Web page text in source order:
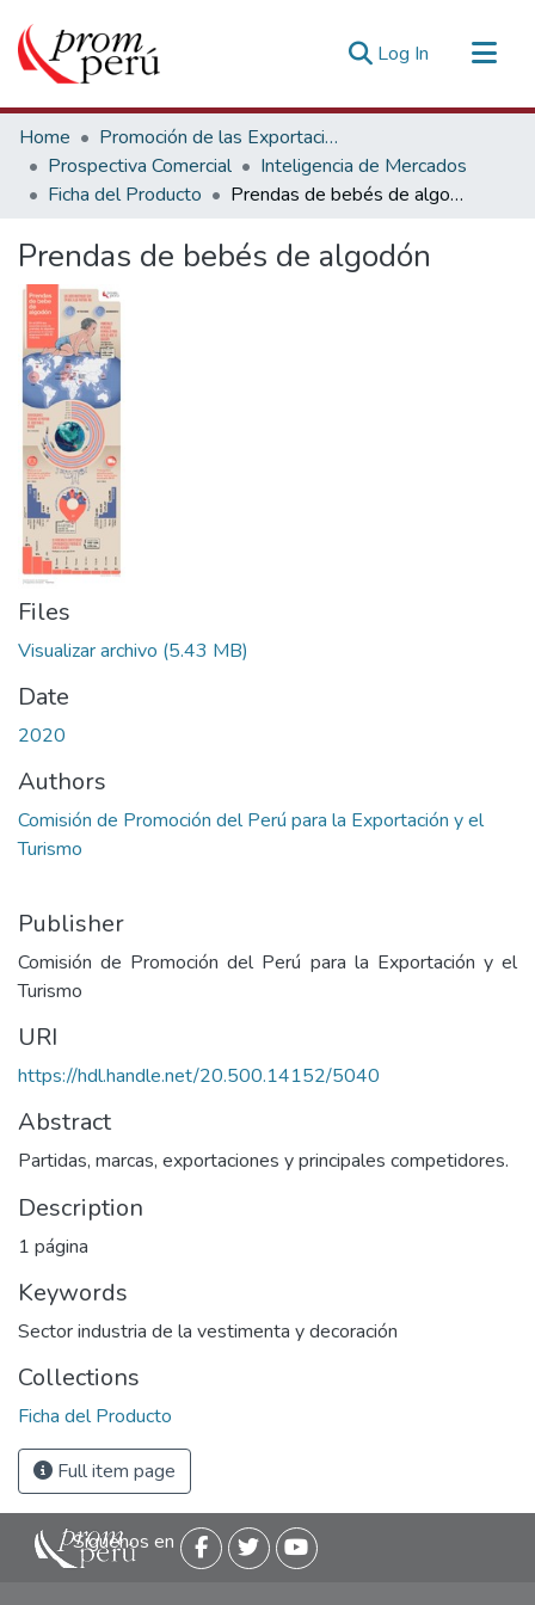
Log In (current)
Communities & Collections
All of DSpace
Statistics
Home
Promoción de las Exportaciones
Prospectiva Comercial
Inteligencia de Mercados
Ficha del Producto
Prendas de bebés de algodón
Prendas de bebés de algodón
Files
Visualizar archivo (5.43 MB)
Date
2020
Authors
Comisión de Promoción del Perú para la Exportación y el
Turismo
Publisher
Comisión de Promoción del Perú para la Exportación y el
Turismo
URI
https://hdl.handle.net/20.500.14152/5040
Abstract
Partidas, marcas, exportaciones y principales competidores.
Description
1 página
Keywords
Sector industria de la vestimenta y decoración
Collections
Ficha del Producto
Full item page
Siguenos en